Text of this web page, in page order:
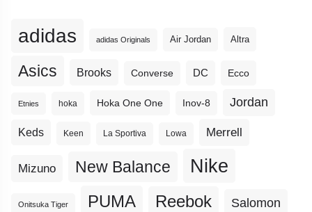
adidas adidas Originals Air Jordan Altra
Asics Brooks Converse DC Ecco
Etnies hoka Hoka One One Inov-8 Jordan
Keds Keen La Sportiva Lowa Merrell
Mizuno New Balance Nike
Onitsuka Tiger PUMA Reebok Salomon